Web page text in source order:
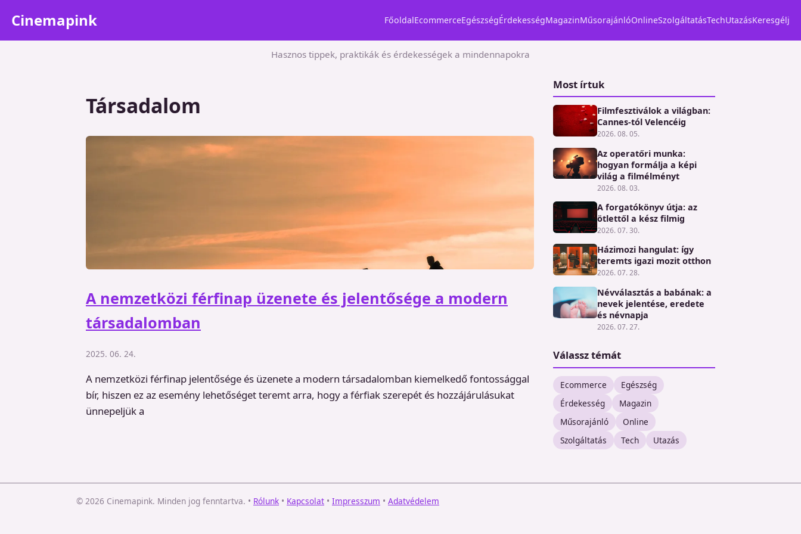
Cinemapink FőoldalEcommerceEgészségÉrdekességMagazinMűsorajánlóOnlineSzolgáltatásTechUtazásKeresgélj
Hasznos tippek, praktikák és érdekességek a mindennapokra
Társadalom
A nemzetközi férfinap üzenete és jelentősége a modern
társadalomban
2025. 06. 24.
A nemzetközi férfinap jelentősége és üzenete a modern társadalomban kiemelkedő fontossággal
bír, hiszen ez az esemény lehetőséget teremt arra, hogy a férfiak szerepét és hozzájárulásukat
ünnepeljük a
Most írtuk
Filmfesztiválok a világban:
Cannes-tól Velencéig
2026. 08. 05.
Az operatőri munka:
hogyan formálja a képi
világ a filmélményt
2026. 08. 03.
A forgatókönyv útja: az
ötlettől a kész filmig
2026. 07. 30.
Házimozi hangulat: így
teremts igazi mozit otthon
2026. 07. 28.
Névválasztás a babának: a
nevek jelentése, eredete
és névnapja
2026. 07. 27.
Válassz témát
Ecommerce
Egészség
Érdekesség
Magazin
Műsorajánló
Online
Szolgáltatás
Tech Utazás
© 2026 Cinemapink. Minden jog fenntartva. • Rólunk • Kapcsolat • Impresszum • Adatvédelem